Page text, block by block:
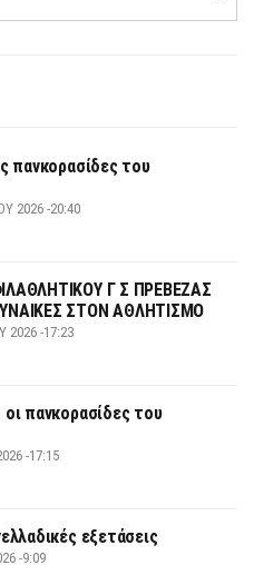
πανκορασίδες του
2026 -20:40
Γ Σ ΠΡΕΒΕΖΑΣ
ΣΤΟΝ ΑΘΛΗΤΙΣΜΟ
2026 -17:23
οι πανκορασίδες του
-17:15
εξετάσεις
-9:09